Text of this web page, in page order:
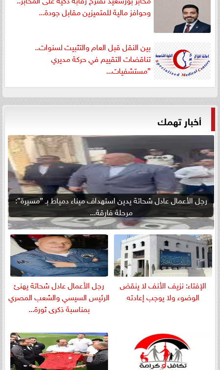
وحوافز مالية للمتميزين مقابل جودة...
بين النقل قبل العام والتثبيت لسنوات..
تناقضات التقييم في حركة مديري
”مستشفيات...
أخبار تهمك
رجل الأعمال عادل شحاتة يدين استهداف ميناء دمياط بـ ”مسيرة”:
مرحلة فارقة...
الإفتاء: نزيف الأنف لا ينقض
الوضوء ولا يوجب إعادته
رجل الأعمال عادل شحاتة يهنئ
الرئيس السيسي والشعب المصري
بمناسبة ذكرى ثورة...